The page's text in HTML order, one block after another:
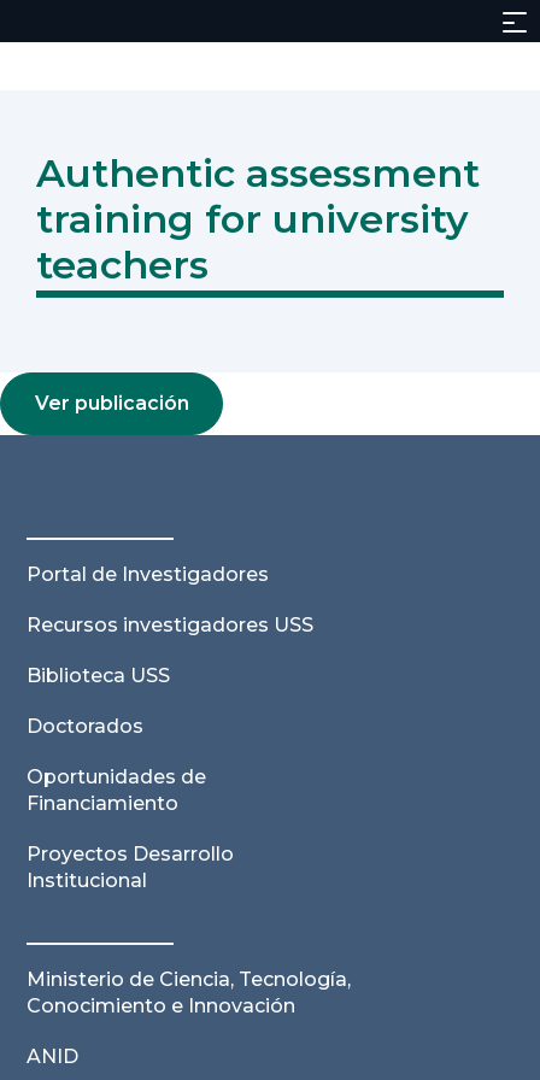
Authentic assessment
training for university
teachers
Ver publicación
Portal de Investigadores
Recursos investigadores USS
Biblioteca USS
Doctorados
Oportunidades de
Financiamiento
Proyectos Desarrollo
Institucional
Ministerio de Ciencia, Tecnología,
Conocimiento e Innovación
ANID